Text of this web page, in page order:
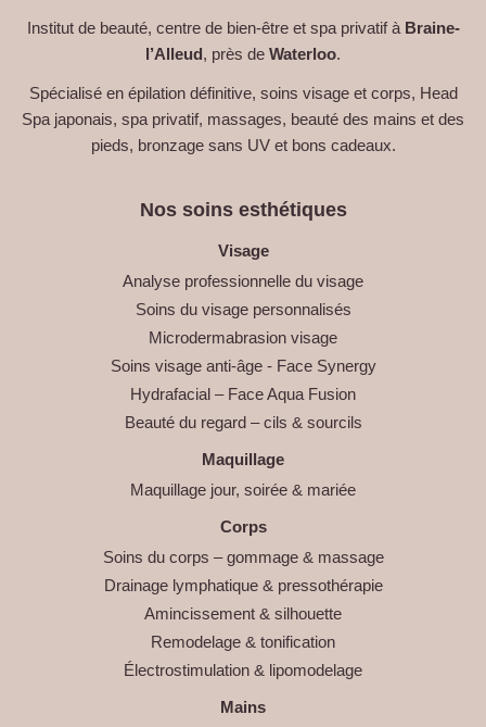
Institut de beauté, centre de bien-être et spa privatif à Braine-
l’Alleud, près de Waterloo.
Spécialisé en épilation définitive, soins visage et corps, Head
Spa japonais, spa privatif, massages, beauté des mains et des
pieds, bronzage sans UV et bons cadeaux.
Nos soins esthétiques
Visage
Analyse professionnelle du visage
Soins du visage personnalisés
Microdermabrasion visage
Soins visage anti-âge - Face Synergy
Hydrafacial – Face Aqua Fusion
Beauté du regard – cils & sourcils
Maquillage
Maquillage jour, soirée & mariée
Corps
Soins du corps – gommage & massage
Drainage lymphatique & pressothérapie
Amincissement & silhouette
Remodelage & tonification
Électrostimulation & lipomodelage
Mains